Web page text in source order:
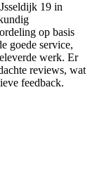
19 in
op basis
goede service,
werk. Er
reviews, wat
feedback.